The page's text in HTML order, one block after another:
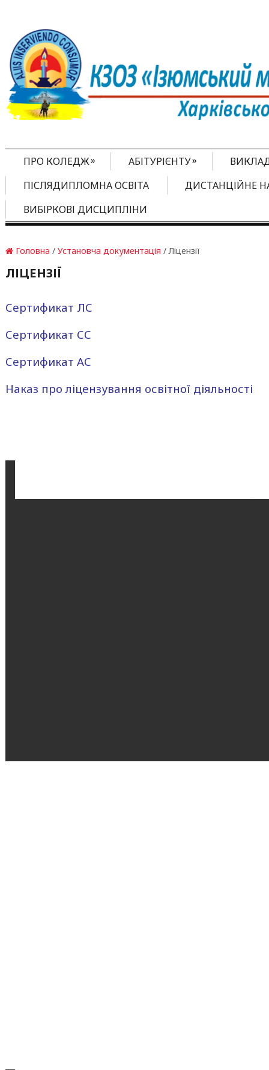
ПРО КОЛЕДЖ» АБІТУРІЄНТУ»
ПІСЛЯДИПЛОМНА ОСВІТА
ДИСТАНЦІЙНЕ
ВИБІРКОВІ ДИСЦИПЛІНИ
Головна / Установча документація / Ліцензії
ЛІЦЕНЗІЇ
Сертификат ЛС
Сертификат СС
Сертификат АС
Наказ про ліцензування освітної діяльності